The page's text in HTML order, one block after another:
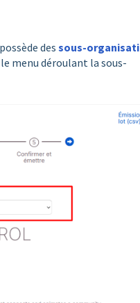
des sous-
menu déroulant la sous-